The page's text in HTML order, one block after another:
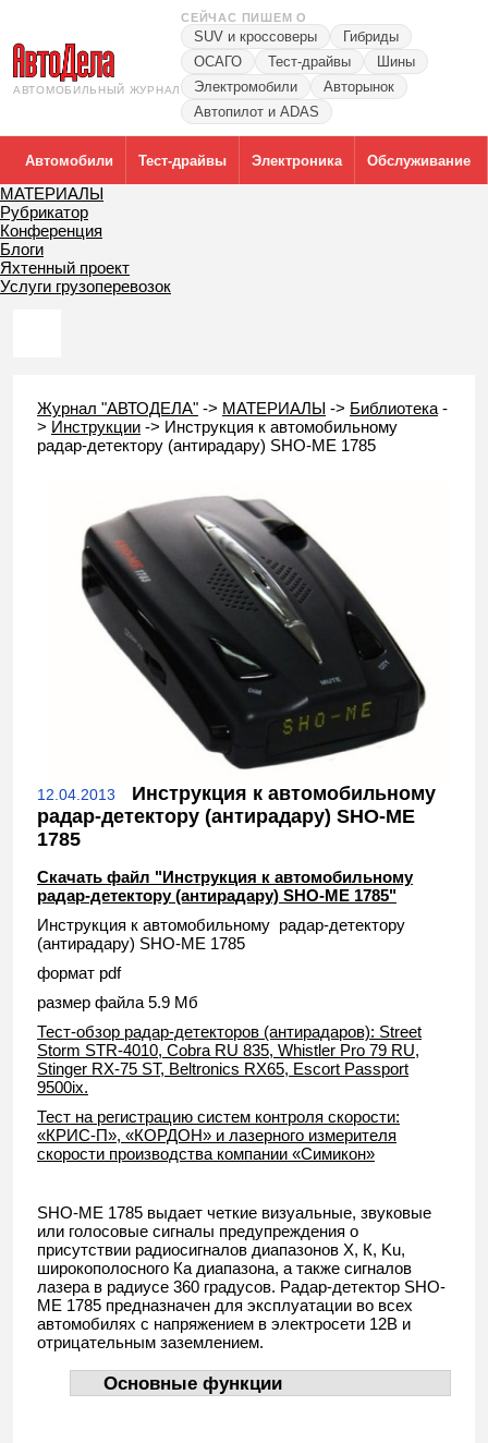
АВТОМОБИЛЬНЫЙ ЖУРНАЛ
СЕЙЧАС ПИШЕМ О
SUV и кроссоверы
Гибриды
ОСАГО
Тест-драйвы
Шины
Электромобили
Авторынок
Автопилот и ADAS
Автомобили Тест-драйвы Электроника Обслуживание
МАТЕРИАЛЫ
Рубрикатор
Конференция
Блоги
Яхтенный проект
Услуги грузоперевозок
Журнал "АВТОДЕЛА" -> МАТЕРИАЛЫ -> Библиотека -
> Инструкции -> Инструкция к автомобильному
радар-детектору (антирадару) SHO-ME 1785
12.04.2013
Инструкция к автомобильному
радар-детектору (антирадару) SHO-ME
1785
Скачать файл "Инструкция к автомобильному
радар-детектору (антирадару) SHO-ME 1785"
Инструкция к автомобильному радар-детектору
(антирадару) SHO-ME 1785
формат pdf
размер файла 5.9 Мб
Тест-обзор радар-детекторов (антирадаров): Street
Storm STR-4010, Cobra RU 835, Whistler Pro 79 RU,
Stinger RX-75 ST, Beltronics RX65, Escort Passport
9500ix.
Тест на регистрацию систем контроля скорости:
«КРИС-П», «КОРДОН» и лазерного измерителя
скорости производства компании «Симикон»
SHO-MЕ 1785 выдает четкие визуальные, звуковые
или голосовые сигналы предупреждения о
присутствии радиосигналов диапазонов Х, К, Ku,
широкополосного Ка диапазона, а также сигналов
лазера в радиусе 360 градусов. Радар-детектор SHO-
ME 1785 предназначен для эксплуатации во всех
автомобилях с напряжением в электросети 12В и
отрицательным заземлением.
Основные функции